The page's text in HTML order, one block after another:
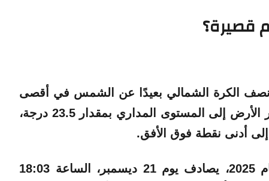
قصيرة؟
نصف الكرة الشمالي بعيدًا عن الشمس في أقصى
حد له. سبب هذه الظاهرة بسيط: بسبب ميل محور الأرض إلى المستوى المداري بمقدار 23.5 درجة،
أدنى نقطة فوق الأفق.
ويتم تحديد لحظة الانقلاب لأقرب دقيقة. وفي عام 2025، يصادف يوم 21 ديسمبر، الساعة 18:03